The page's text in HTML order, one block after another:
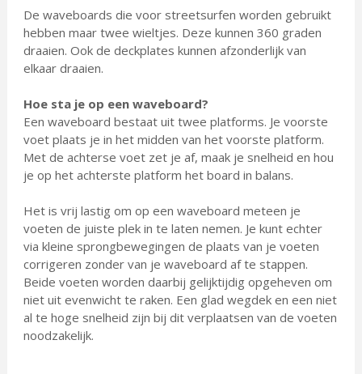
De waveboards die voor streetsurfen worden gebruikt
hebben maar twee wieltjes. Deze kunnen 360 graden
draaien. Ook de deckplates kunnen afzonderlijk van
elkaar draaien.
Hoe sta je op een waveboard?
Een waveboard bestaat uit twee platforms. Je voorste
voet plaats je in het midden van het voorste platform.
Met de achterse voet zet je af, maak je snelheid en hou
je op het achterste platform het board in balans.
Het is vrij lastig om op een waveboard meteen je
voeten de juiste plek in te laten nemen. Je kunt echter
via kleine sprongbewegingen de plaats van je voeten
corrigeren zonder van je waveboard af te stappen.
Beide voeten worden daarbij gelijktijdig opgeheven om
niet uit evenwicht te raken. Een glad wegdek en een niet
al te hoge snelheid zijn bij dit verplaatsen van de voeten
noodzakelijk.